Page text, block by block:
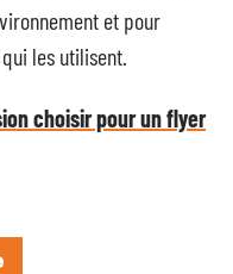
et pour
les utilisent.
choisir pour un flyer